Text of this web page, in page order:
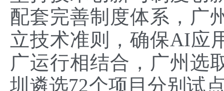
配套完善制度体系，广
立技术准则，确保AI应
广运行相结合，广州选
圳遴选72个项目分别试